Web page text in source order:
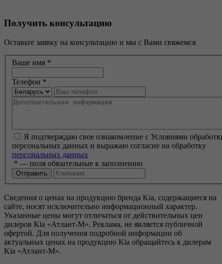
Получить консультацию
Оставьте заявку на консультацию и мы с Вами свяжемся
Ваше имя *
Телефон *
Я подтверждаю свое ознакомление с Условиями
персональных данных и выражаю согласие на обработку
персональных данных
* — поля обязательные к заполнению
Сведения о ценах на продукцию бренда Kia, содержащиеся на
сайте, носят исключительно информационный характер.
Указанные цены могут отличаться от действительных цен
дилеров Kia «Атлант-М». Реклама, не является публичной
офертой. Для получения подробной информации об
актуальных ценах на продукцию Kia обращайтесь к дилерам
Kia «Атлант-М».